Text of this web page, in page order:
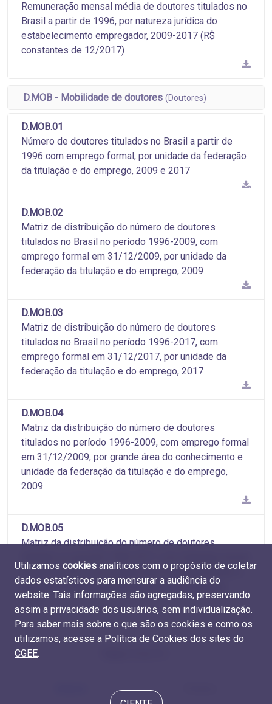
Remuneração mensal média de doutores titulados no
Brasil a partir de 1996, por natureza jurídica do
estabelecimento empregador, 2009-2017 (R$
constantes de 12/2017)
D.MOB - Mobilidade de doutores (Doutores)
D.MOB.01
Número de doutores titulados no Brasil a partir de
1996 com emprego formal, por unidade da federação
da titulação e do emprego, 2009 e 2017
D.MOB.02
Matriz de distribuição do número de doutores
titulados no Brasil no período 1996-2009, com
emprego formal em 31/12/2009, por unidade da
federação da titulação e do emprego, 2009
D.MOB.03
Matriz de distribuição do número de doutores
titulados no Brasil no período 1996-2017, com
emprego formal em 31/12/2017, por unidade da
federação da titulação e do emprego, 2017
D.MOB.04
Matriz da distribuição do número de doutores
titulados no período 1996-2009, com emprego formal
em 31/12/2009, por grande área do conhecimento e
unidade da federação da titulação e do emprego,
2009
D.MOB.05
Matriz da distribuição do número de doutores
em 31/12/2017, por grande área do conhecimento e
unidade da federação da titulação e do emprego,
2017
Utilizamos cookies analíticos com o propósito de coletar
dados estatísticos para mensurar a audiência do
website. Tais informações são agregadas, preservando
assim a privacidade dos usuários, sem individualização.
Para saber mais sobre o que são os cookies e como os
utilizamos, acesse a Política de Cookies dos sites do
CGEE.